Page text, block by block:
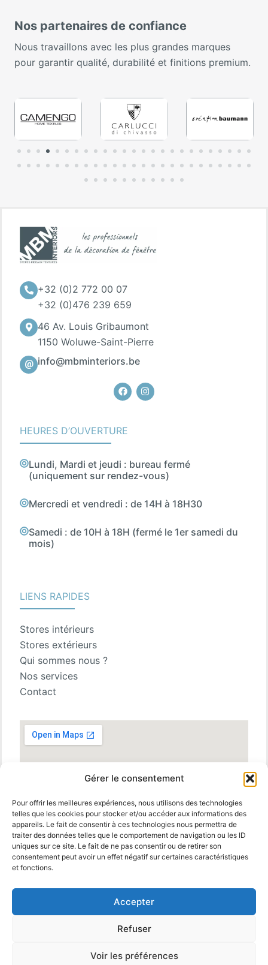
Gérer le consentement
Pour offrir les meilleures expériences, nous utilisons des technologies
telles que les cookies pour stocker et/ou accéder aux informations des
appareils. Le fait de consentir à ces technologies nous permettra de
traiter des données telles que le comportement de navigation ou les ID
uniques sur ce site. Le fait de ne pas consentir ou de retirer son
consentement peut avoir un effet négatif sur certaines caractéristiques
et fonctions.
Accepter
Refuser
Voir les préférences
Nos partenaires de confiance
Nous travaillons avec les plus grandes marques
pour garantir qualité, durabilité et finitions premium.
+32 (0)2 772 00 07
+32 (0)476 239 659
46 Av. Louis Gribaumont
1150 Woluwe-Saint-Pierre
info@mbminteriors.be
FacebookInstagram
HEURES D’OUVERTURE
Lundi, Mardi et jeudi : bureau fermé
(uniquement sur rendez-vous)
Mercredi et vendredi : de 14H à 18H30
Samedi : de 10H à 18H (fermé le 1er samedi du
mois)
LIENS RAPIDES
Stores intérieurs
Stores extérieurs
Qui sommes nous ?
Nos services
Contact
© 2025 MBM Interiors. Tous droits réservés
Legales
propulsé par